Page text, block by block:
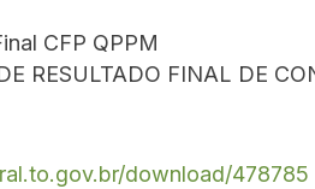
CFP QPPM
RESULTADO FINAL DE
download/478785